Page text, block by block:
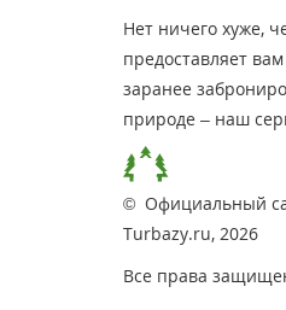
Нет ничего хуже,
предоставляет
заранее
природе – наш
© Официальный
Turbazy.ru, 2026
Все права